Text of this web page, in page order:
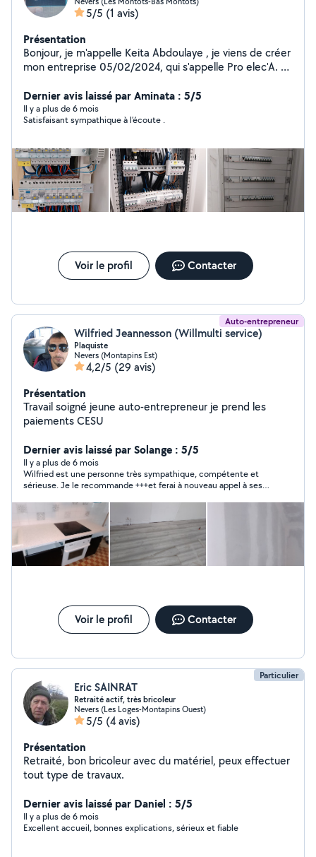
5/5 (1 avis)
Présentation
Bonjour, je m'appelle Keita Abdoulaye , je viens de créer
mon entreprise 05/02/2024, qui s'appelle Pro elec'A. Je
maison individuelles, le bâtiment, tertiaire, industriel etc,
je suis à votre disponibilité à tout moment !
Dernier avis laissé par Aminata : 5/5
Il y a plus de 6 mois
Satisfaisant sympathique à l’écoute .
Voir le profil Contacter
Auto-entrepreneur
Wilfried Jeannesson (Willmulti service)
Plaquiste
Nevers (Montapins Est)
4,2/5 (29 avis)
Présentation
Travail soigné jeune auto-entrepreneur je prend les
paiements CESU
Dernier avis laissé par Solange : 5/5
Il y a plus de 6 mois
Wilfried est une personne très sympathique, compétente et
sérieuse. Je le recommande +++et ferai à nouveau appel à ses
Voir le profil Contacter
Particulier
Eric SAINRAT
Retraité actif, très bricoleur
Nevers (Les Loges-Montapins Ouest)
5/5 (4 avis)
Présentation
Retraité, bon bricoleur avec du matériel, peux effectuer
tout type de travaux.
Dernier avis laissé par Daniel : 5/5
Il y a plus de 6 mois
Excellent accueil, bonnes explications, sérieux et fiable